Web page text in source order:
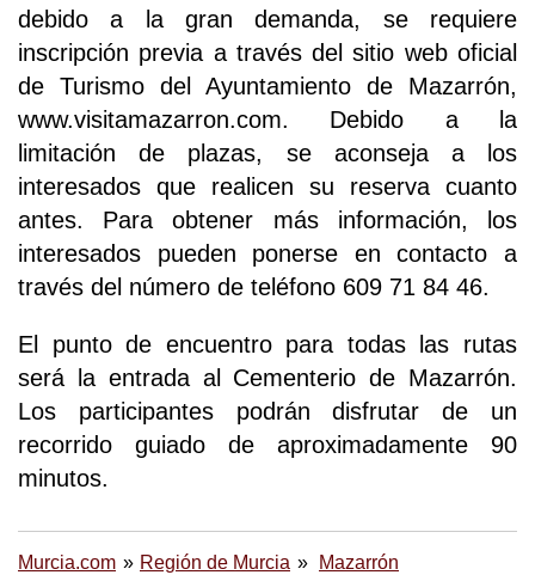
debido a la gran demanda, se requiere
inscripción previa a través del sitio web oficial
de Turismo del Ayuntamiento de Mazarrón,
www.visitamazarron.com. Debido a la
limitación de plazas, se aconseja a los
interesados que realicen su reserva cuanto
antes. Para obtener más información, los
interesados pueden ponerse en contacto a
través del número de teléfono 609 71 84 46.
El punto de encuentro para todas las rutas
será la entrada al Cementerio de Mazarrón.
Los participantes podrán disfrutar de un
recorrido guiado de aproximadamente 90
minutos.
Murcia.com Región de Murcia Mazarrón